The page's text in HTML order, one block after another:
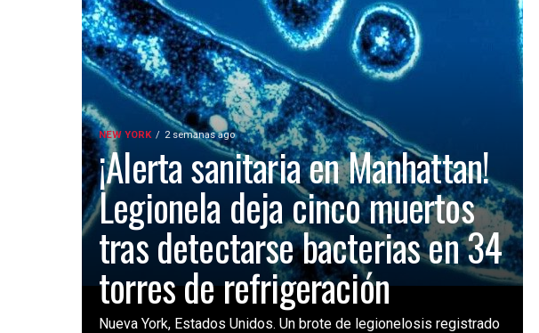
NEW YORK 2 semanas ago
¡Alerta sanitaria en Manhattan!
Legionela deja cinco muertos
tras detectarse bacterias en 34
torres de refrigeración
Nueva York, Estados Unidos. Un brote de legionelosis registrado